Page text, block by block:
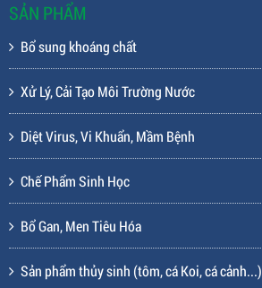
SẢN PHẨM
Bổ sung khoáng chất
Xử Lý, Cải Tạo Môi Trường Nước
Diệt Virus, Vi Khuẩn, Mầm Bệnh
Chế Phẩm Sinh Học
Bổ Gan, Men Tiêu Hóa
Sản phẩm thủy sinh (tôm, cá Koi, cá cảnh...)